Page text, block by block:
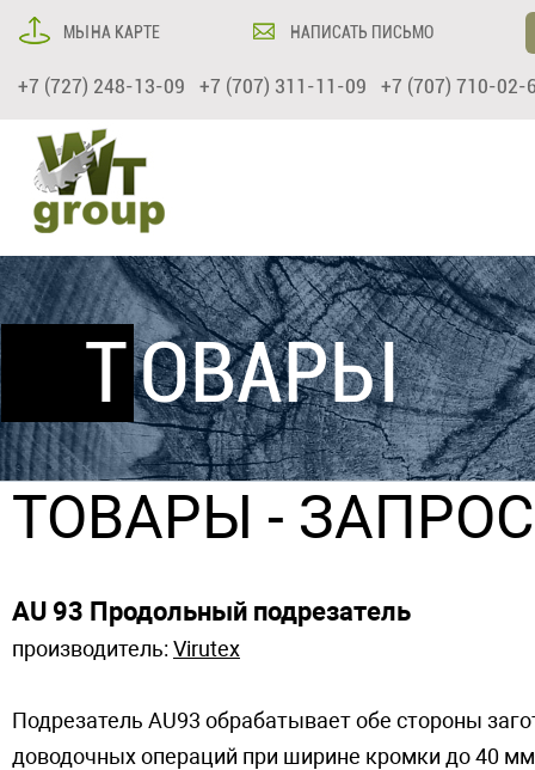
МЫ НА КАРТЕ НАПИСАТЬ ПИСЬМО
+7 (727) 248-13-09 +7 (707) 311-11-09 +7 (707) 710-02-
ТОВАРЫ
ТОВАРЫ -
AU 93 Продольный подрезатель
производитель: Virutex
Подрезатель AU93 обрабатывает обе стороны
доводочных операций при ширине кромки до 40